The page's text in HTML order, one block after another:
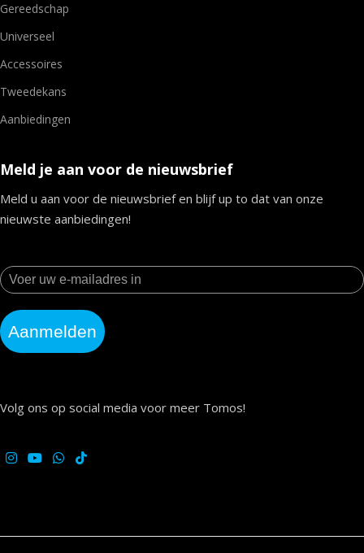
Gereedschap
Universeel
Accessoires
Tweedekans
Aanbiedingen
Meld je aan voor de nieuwsbrief
Meld u aan voor de nieuwsbrief en blijf up to dat van onze
nieuwste aanbiedingen!
Aanmelden
Volg ons op social media voor meer Tomos!